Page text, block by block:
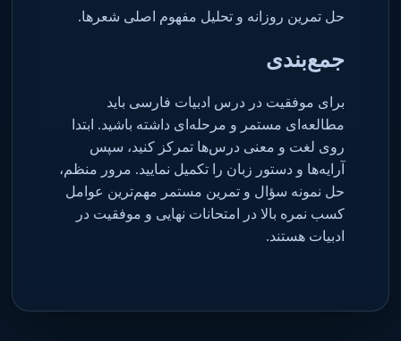
حل تمرین روزانه و تحلیل مفهوم اصلی شعرها.
جمع‌بندی
برای موفقیت در درس ادبیات فارسی باید
مطالعه‌ای مستمر و مرحله‌ای داشته باشید. ابتدا
روی لغت و معنی درس‌ها تمرکز کنید، سپس
آرایه‌ها و دستور زبان را تکمیل نمایید. مرور منظم،
حل نمونه سؤال و تمرین مستمر مهم‌ترین عوامل
کسب نمره بالا در امتحانات نهایی و موفقیت در
ادبیات هستند.